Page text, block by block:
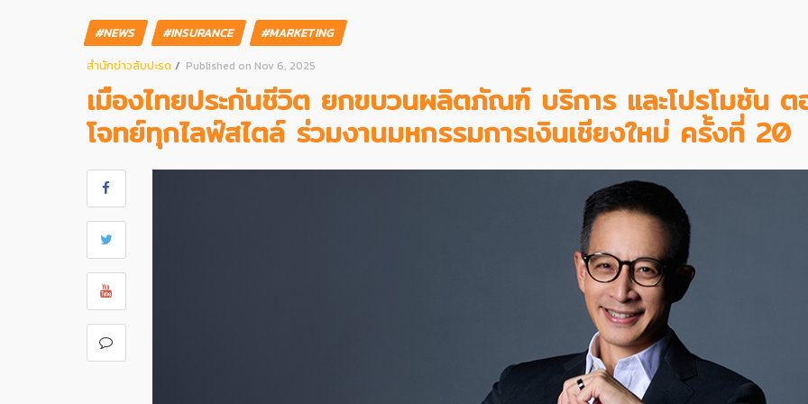
#NEWS #INSURANCE
#MARKETING
สํานักข่าวสับปะรด
Published on Nov 6, 2025
เมืองไทยประกันชีวิต ยกขบวนผลิตภัณฑ์ บริการ และโปรโมชัน ต
โจทย์ทุกไลฟ์สไตล์ ร่วมงานมหกรรมการเงินเชียงใหม่ ครั้งที่ 20